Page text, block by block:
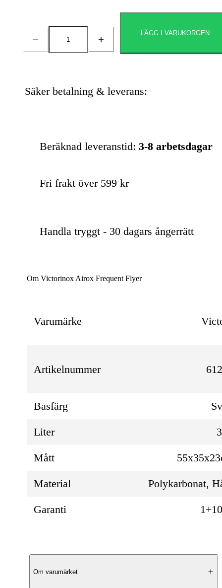
Antal
LÄGG I VARUKORGEN
Säker betalning & leverans:
Beräknad leveranstid: 3-8 arbetsdagar
Fri frakt över 599 kr
Handla tryggt - 30 dagars ångerrätt
Om Victorinox Airox Frequent Flyer
Varumärke
Artikelnummer
Basfärg
Liter
Mått
Material Polykarbonat,
Garanti
Produktbeskrivning
Om varumärket